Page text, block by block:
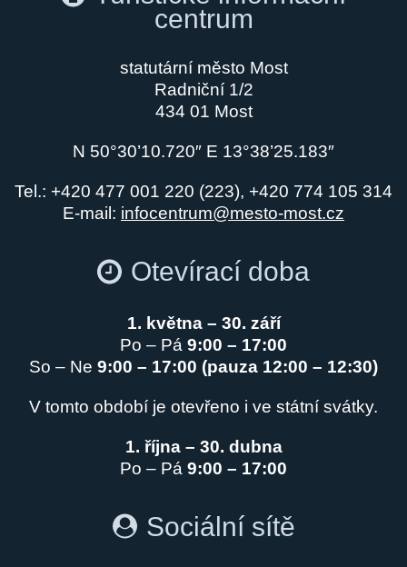
centrum
statutární město Most
Radniční 1/2
434 01 Most
N 50°30’10.720″ E 13°38’25.183″
Tel.: +420 477 001 220 (223), +420 774 105 314
E-mail: infocentrum@mesto-most.cz
Otevírací doba
1. května – 30. září
Po – Pá 9:00 – 17:00
So – Ne 9:00 – 17:00 (pauza 12:00 – 12:30)
V tomto období je otevřeno i ve státní svátky.
1. října – 30. dubna
Po – Pá 9:00 – 17:00
Sociální sítě